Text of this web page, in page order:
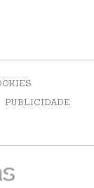
PUBLICIDADE